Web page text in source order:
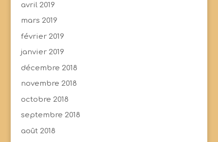
avril 2019
mars 2019
février 2019
janvier 2019
décembre 2018
novembre 2018
octobre 2018
septembre 2018
août 2018